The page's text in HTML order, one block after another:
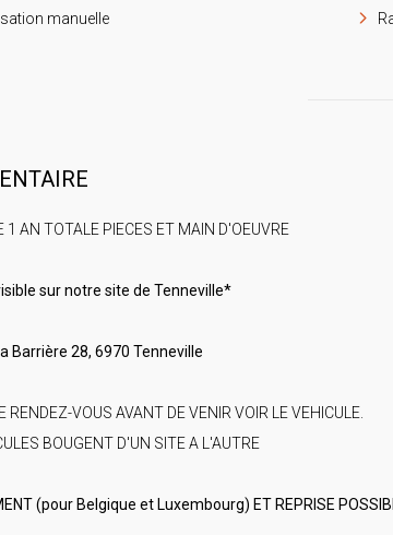
manuelle
1 AN TOTALE PIECES ET MAIN D'OEUVRE
sur notre site de Tenneville*
Barrière 28, 6970 Tenneville
RENDEZ-VOUS AVANT DE VENIR VOIR LE VEHICULE.
BOUGENT D'UN SITE A L'AUTRE
(pour Belgique et Luxembourg) ET REPRISE